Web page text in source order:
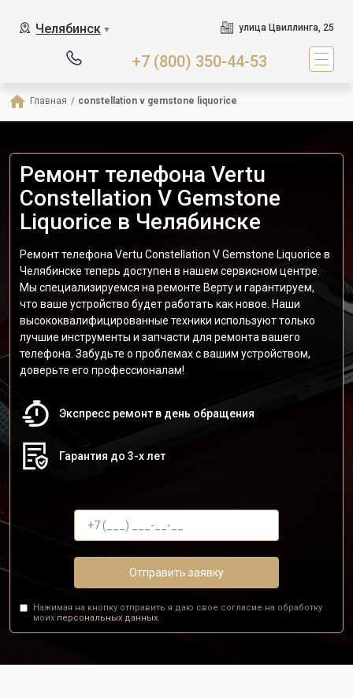
Челябинск ▼ улица Цвиллинга, 25
+7 (800) 350-44-53
Главная / constellation v gemstone liquorice
Ремонт телефона Vertu
Constellation V Gemstone
Liquorice в Челябинске
Ремонт телефона Vertu Constellation V Gemstone Liquorice в
Челябинске теперь доступен в нашем сервисном центре.
Мы специализируемся на ремонте Верту и гарантируем,
что ваше устройство будет работать как новое. Наши
высококвалифицированные техники используют только
лучшие инструменты и запчасти для ремонта вашего
телефона. Забудьте о проблемах с вашим устройством,
доверьте его профессионалам!
Экспресс ремонт в день обращения
Гарантия до 3-х лет
Отправить заявку
Нажимая на кнопку отправить я даю свое согласие на обработку
моих персональных данных.